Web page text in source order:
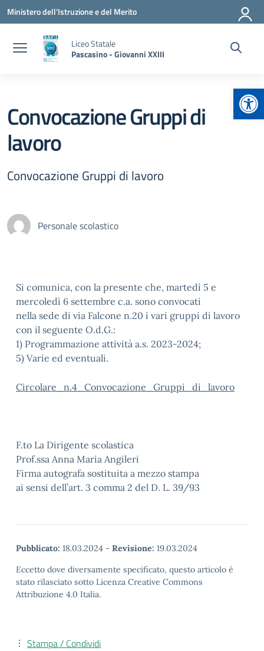
Vai ai contenuti
Vai al menu di navigazione
Vai al footer
Ministero dell'Istruzione e del Merito
Liceo Statale
Pascasino - Giovanni XXIII
Convocazione Gruppi di
lavoro
Convocazione Gruppi di lavoro
Personale scolastico
Si comunica, con la presente che, martedì 5 e
mercoledì 6 settembre c.a. sono convocati
nella sede di via Falcone n.20 i vari gruppi di lavoro
con il seguente O.d.G.:
1) Programmazione attività a.s. 2023-2024;
5) Varie ed eventuali.
Circolare_n.4_Convocazione_Gruppi_di_lavoro
F.to La Dirigente scolastica
Prof.ssa Anna Maria Angileri
Firma autografa sostituita a mezzo stampa
ai sensi dell’art. 3 comma 2 del D. L. 39/93
Pubblicato: 18.03.2024 - Revisione: 19.03.2024
Eccetto dove diversamente specificato, questo articolo è
stato rilasciato sotto Licenza Creative Commons
Attribuzione 4.0 Italia.
Stampa / Condividi